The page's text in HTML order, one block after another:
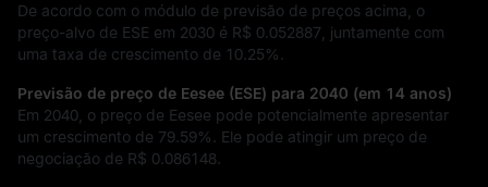
De acordo com o módulo de previsão de preços acima, o
preço-alvo de ESE em 2030 é R$ 0.052887 , juntamente com
uma taxa de crescimento de 10.25%
Previsão de preço de Eesee (ESE) para 2040 (em 14 anos)
Em 2040, o preço de Eesee pode potencialmente apresentar
um crescimento de 79.59%
. Ele pode atingir um preço de
negociação de R$ 0.086148